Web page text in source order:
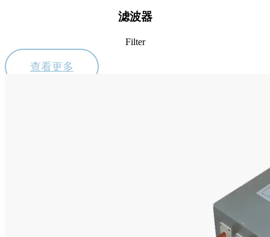
滤波器
Filter
查看更多